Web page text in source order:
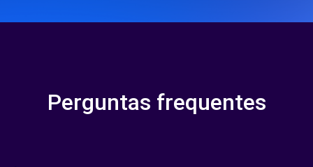
Perguntas frequentes